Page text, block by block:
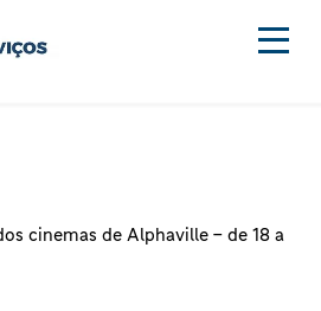
cinemas de Alphaville – de 18 a